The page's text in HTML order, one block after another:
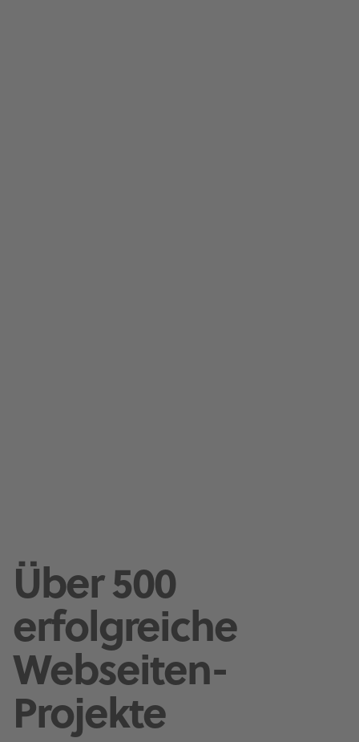
Über 500
erfolgreiche
Webseiten-
Projekte